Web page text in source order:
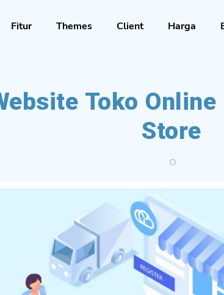
Fitur Themes Client Harga
Toko
Store